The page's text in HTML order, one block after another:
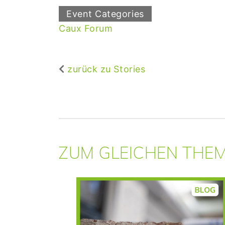
Event Categories
Caux Forum
zurück zu Stories
ZUM GLEICHEN